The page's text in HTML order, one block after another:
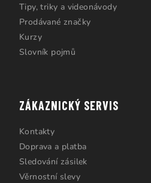
Tipy, triky a videonávody
Prodávané značky
Kurzy
Slovník pojmů
ZÁKAZNICKÝ SERVIS
Kontakty
Doprava a platba
Sledování zásilek
Věrnostní slevy